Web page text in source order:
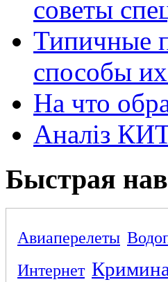
советы
Типичные
способы
На что
Аналіз
Быстрая
Авиаперелеты
Интернет